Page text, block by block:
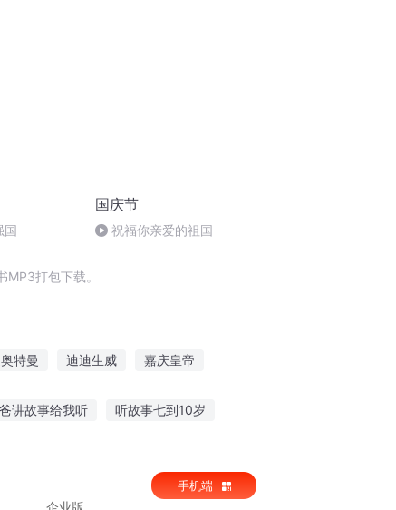
国
国庆节
祝福你亲爱的祖国
打包下载。
特曼 迪迪生威 嘉庆皇帝
讲故事给我听 听故事七到10岁
企业版
手机端